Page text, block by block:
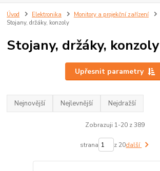
Úvod Elektronika Monitory a projekční zařízení
Stojany, držáky, konzoly
Stojany, držáky, konzoly
Upřesnit parametry
Nejnovější Nejlevnější Nejdražší
Zobrazuji 1-20 z 389
strana z 20další